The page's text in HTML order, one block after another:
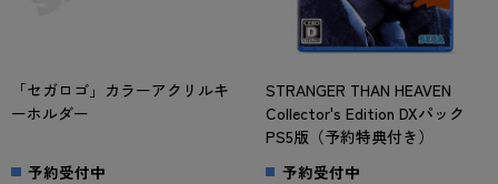
「セガロゴ」カラーアクリルキ
ーホルダー
予約受付中
STRANGER THAN HEAVEN
Collector's Edition DXパック
PS5版（予約特典付き）
予約受付中